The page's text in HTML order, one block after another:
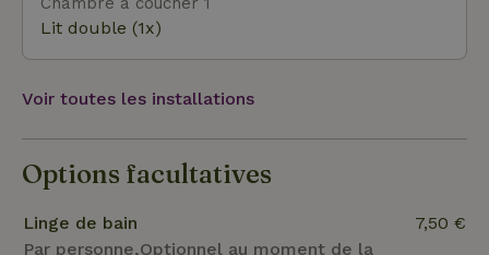
Raam à Escharen, le musée Boerenbond à Gemert
ou le château de Tongelaar à Mill.
Lit double (1x)
Voir toutes les installations
Options facultatives
Linge de bain
Par personne,Optionnel au moment de la
7,50 €